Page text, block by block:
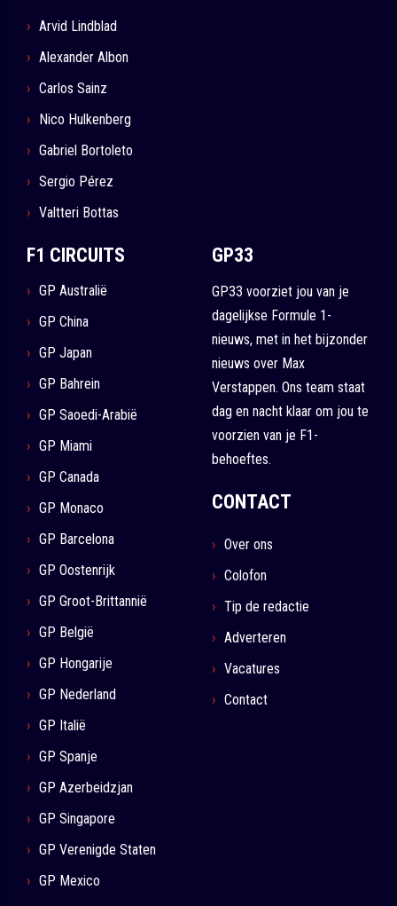
Arvid Lindblad
Alexander Albon
Carlos Sainz
Nico Hulkenberg
Gabriel Bortoleto
Sergio Pérez
Valtteri Bottas
F1 CIRCUITS
GP Australië
GP China
GP Japan
GP Bahrein
GP Saoedi-Arabië
GP Miami
GP Canada
GP Monaco
GP Barcelona
GP Oostenrijk
GP Groot-Brittannië
GP België
GP Hongarije
GP Nederland
GP Italië
GP Spanje
GP Azerbeidzjan
GP Singapore
GP Verenigde Staten
GP Mexico
GP33
GP33 voorziet jou van je
dagelijkse Formule 1-
nieuws, met in het bijzonder
nieuws over Max
Verstappen. Ons team staat
dag en nacht klaar om jou te
voorzien van je F1-
behoeftes.
CONTACT
Over ons
Colofon
Tip de redactie
Adverteren
Vacatures
Contact